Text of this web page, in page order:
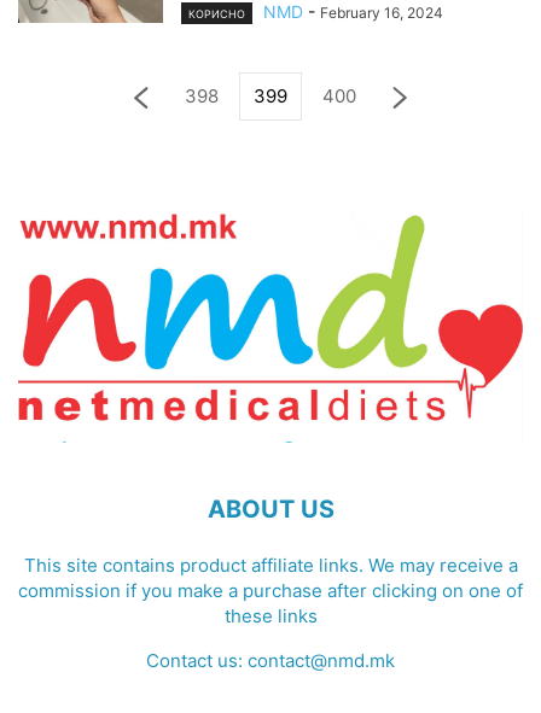
КОРИСНО NMD - February 16, 2024
398 399 400
ABOUT US
This site contains product affiliate links. We may receive a
commission if you make a purchase after clicking on one of
these links
Contact us: contact@nmd.mk